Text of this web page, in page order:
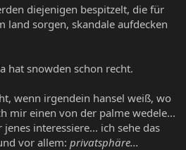
diejenigen bespitzelt, die für
land sorgen, skandale aufdecken
hat snowden schon recht.
wenn irgendein hansel weiß, wo
mir einen von der palme wedele...
interessiere... ich sehe das
vor allem: privatsphäre...